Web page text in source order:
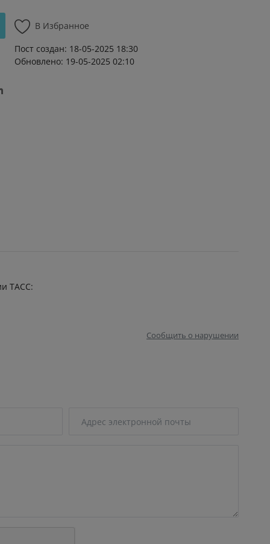
В Избранное
Пост создан: 18-05-2025 18:30
Обновлено: 19-05-2025 02:10
ТАСС:
Сообщить о нарушении